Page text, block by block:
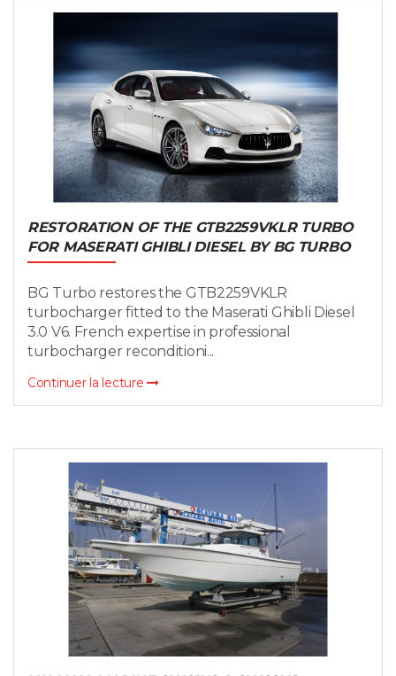
RESTORATION OF THE GTB2259VKLR TURBO
FOR MASERATI GHIBLI DIESEL BY BG TURBO
BG Turbo restores the GTB2259VKLR
turbocharger fitted to the Maserati Ghibli Diesel
3.0 V6. French expertise in professional
turbocharger reconditioni...
Continuer la lecture